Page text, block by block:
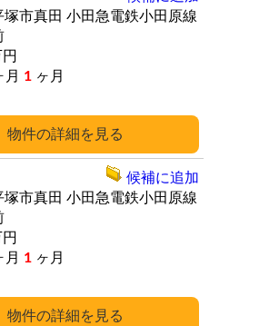
詳細
市真田 小田急電鉄小田原線
円
月 1 ヶ月
詳細
市真田 小田急電鉄小田原線
円
月 1 ヶ月
候補に追加